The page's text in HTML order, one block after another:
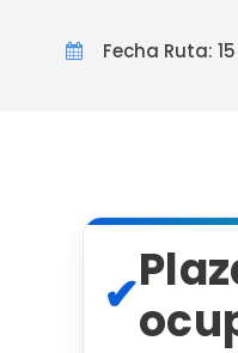
Fecha Ruta:
✔